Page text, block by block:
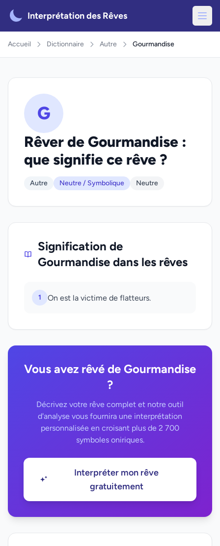
Interprétation des Rêves
Accueil Dictionnaire Autre Gourmandise
G
Rêver de Gourmandise :
que signifie ce rêve ?
Autre Neutre / Symbolique Neutre
Signification de
Gourmandise dans les rêves
1 On est la victime de flatteurs.
Vous avez rêvé de Gourmandise
?
Décrivez votre rêve complet et notre outil
d'analyse vous fournira une interprétation
personnalisée en croisant plus de 2 700
symboles oniriques.
Interpréter mon rêve
gratuitement